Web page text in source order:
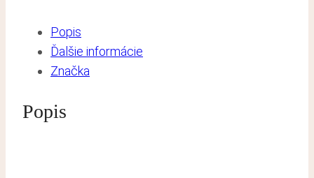
Popis
Ďalšie informácie
Značka
Popis